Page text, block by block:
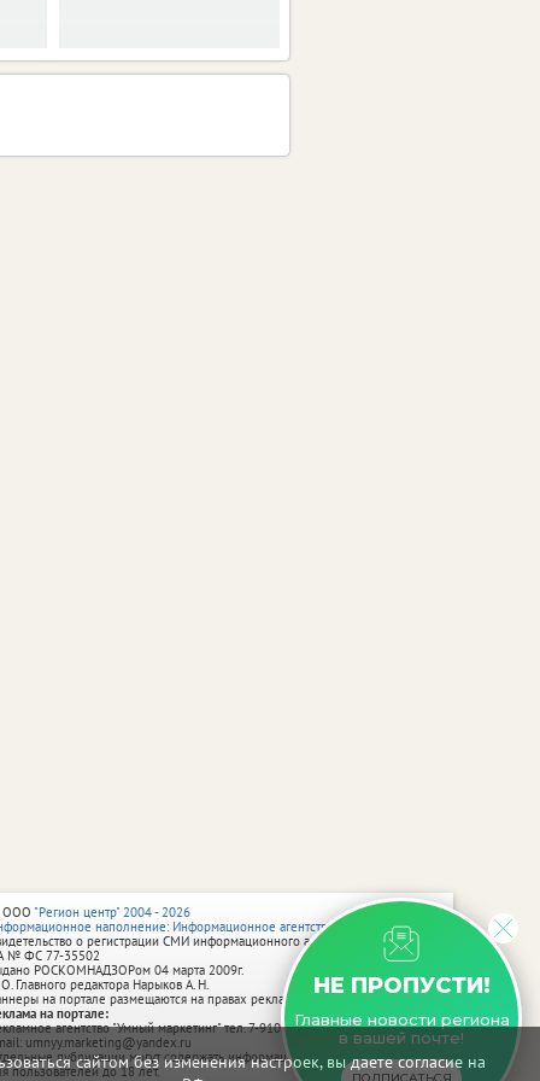
сайтом без изменения настроек, вы даете согласие на
НЕ ПРОПУСТИ!
Главные новости региона
в вашей почте!
"Регион центр" 2004 - 2026
наполнение: Информационное агентство vRossii.ru
о регистрации СМИ информационного агентства vRossii.ru
№ ФС 77‑35502
РОСКОМНАДЗОРом 04 марта 2009г.
Главного редактора Нарыков А. Н.
на портале размещаются на правах рекламы.
на портале:
агентство "Умный маркетинг" тел. 7-910-267-70-40,
umnyy.marketing@yandex.ru
публикации могут содержать информацию, не предназначенную
пользователей до 18 лет.